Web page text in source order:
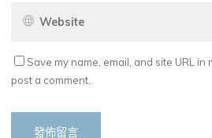
Save my name, email, and site URL
post a comment.